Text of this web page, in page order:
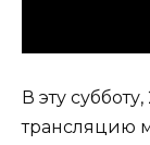
В эту
трансляцию